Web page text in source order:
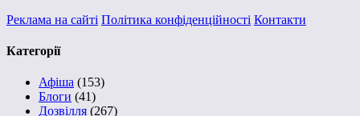
Реклама на сайті Політика конфіденційності Контакти
Категорії
Афіша (153)
Блоги (41)
Дозвілля (267)